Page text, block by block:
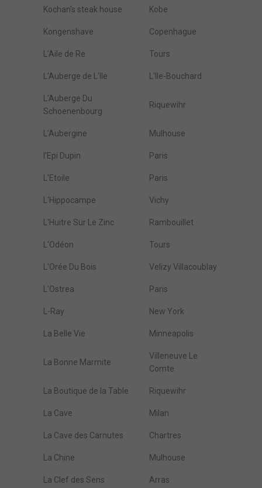
Kochan's steak house Kobe
Kongenshave Copenhague
L'Aile de Re Tours
L'Auberge de L'Ile L'Ile-Bouchard
L'Auberge Du
Schoenenbourg
Riquewihr
L'Aubergine Mulhouse
l'Epi Dupin Paris
L'Etoile Paris
L'Hippocampe Vichy
L'Huitre Sur Le Zinc Rambouillet
L'Odéon Tours
L'Orée Du Bois Velizy Villacoublay
L'Ostrea Paris
L-Ray New York
La Belle Vie Minneapolis
La Bonne Marmite
Villeneuve Le
Comte
La Boutique de la Table Riquewihr
La Cave Milan
La Cave des Carnutes Chartres
La Chine Mulhouse
La Clef des Sens Arras